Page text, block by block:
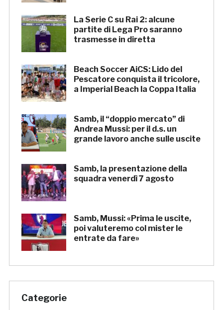
La Serie C su Rai 2: alcune
partite di Lega Pro saranno
trasmesse in diretta
Beach Soccer AiCS: Lido del
Pescatore conquista il tricolore,
a Imperial Beach la Coppa Italia
Samb, il “doppio mercato” di
Andrea Mussi: per il d.s. un
grande lavoro anche sulle uscite
Samb, la presentazione della
squadra venerdì 7 agosto
Samb, Mussi: «Prima le uscite,
poi valuteremo col mister le
entrate da fare»
Categorie